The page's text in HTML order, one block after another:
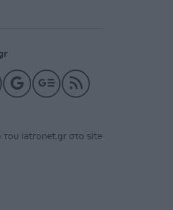
του iatronet.gr στο site